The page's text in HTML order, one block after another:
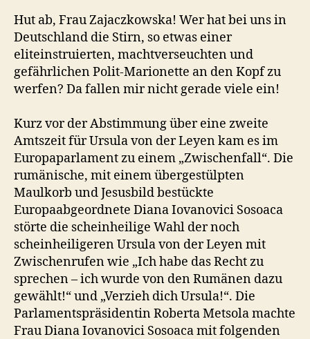
Hut ab, Frau Zajaczkowska! Wer hat bei uns in
Deutschland die Stirn, so etwas einer
eliteinstruierten, machtverseuchten und
gefährlichen Polit-Marionette an den Kopf zu
werfen? Da fallen mir nicht gerade viele ein!
Kurz vor der Abstimmung über eine zweite
Amtszeit für Ursula von der Leyen kam es im
Europaparlament zu einem „Zwischenfall“. Die
rumänische, mit einem übergestülpten
Maulkorb und Jesusbild bestückte
Europaabgeordnete Diana Iovanovici Sosoaca
störte die scheinheilige Wahl der noch
scheinheiligeren Ursula von der Leyen mit
Zwischenrufen wie „Ich habe das Recht zu
sprechen – ich wurde von den Rumänen dazu
gewählt!“ und „Verzieh dich Ursula!“. Die
Parlamentspräsidentin Roberta Metsola machte
Frau Diana Iovanovici Sosoaca mit folgenden